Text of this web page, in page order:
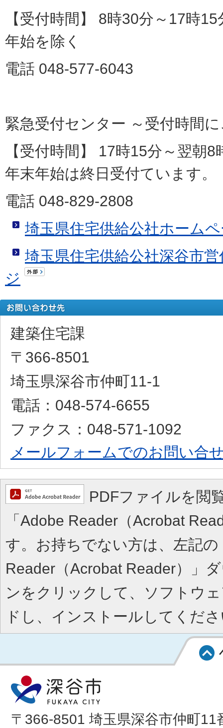
【受付時間】 8時30分～17時
年始を除く
電話 048-577-6043
緊急受付センター ～受付時間
【受付時間】 17時15分～翌朝
年末年始は終日受付ています。
電話 048-829-2808
埼玉県住宅供給公社ホーム
埼玉県住宅供給公社深谷市
ジ
建築住宅課
〒366-8501
埼玉県深谷市仲町11-1
電話：048-574-6655
ファクス：048-571-1092
メールフォームでのお問い合
PDFファイルを閲
「Adobe Reader（Acrobat
す。お持ちでない方は、左記の
Reader（Acrobat Reader）」
ンをクリックして、ソフトウ
ドし、インストールしてくだ
〒366-8501 埼玉県深谷市仲町11